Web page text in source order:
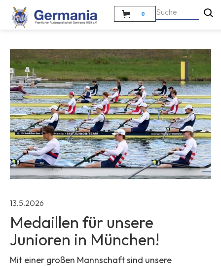
0
13.5.2026
Medaillen für unsere
Junioren in München!
Mit einer großen Mannschaft sind unsere